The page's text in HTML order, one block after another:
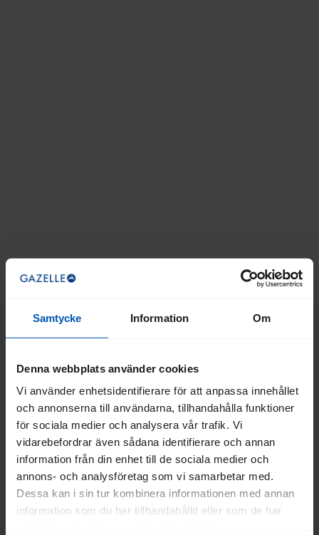
Samtycke Information Om
Denna webbplats använder cookies
Vi använder enhetsidentifierare för att anpassa innehållet
och annonserna till användarna, tillhandahålla funktioner
för sociala medier och analysera vår trafik. Vi
vidarebefordrar även sådana identifierare och annan
information från din enhet till de sociala medier och
annons- och analysföretag som vi samarbetar med.
Dessa kan i sin tur kombinera informationen med annan
information som du har tillhandahållit eller som de har